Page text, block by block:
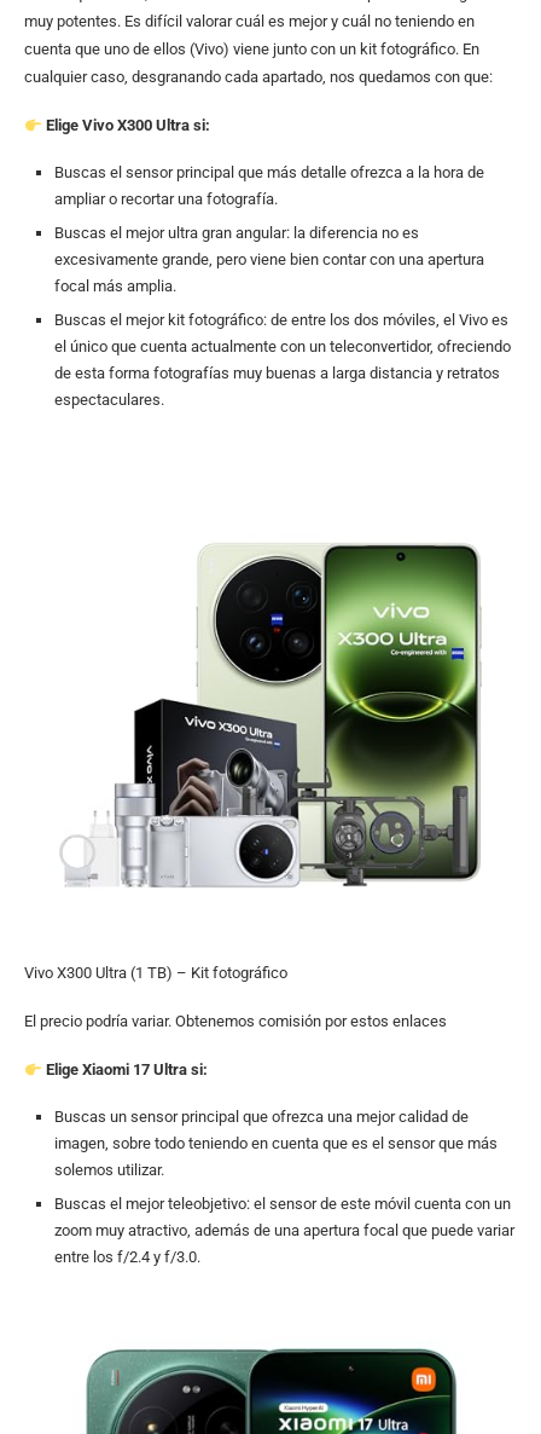
muy potentes. Es difícil valorar cuál es mejor y cuál no teniendo en
cuenta que uno de ellos (Vivo) viene junto con un kit fotográfico. En
cualquier caso, desgranando cada apartado, nos quedamos con que:
Elige Vivo X300 Ultra si:
Buscas el sensor principal que más detalle ofrezca a la hora de
ampliar o recortar una fotografía.
Buscas el mejor ultra gran angular: la diferencia no es
excesivamente grande, pero viene bien contar con una apertura
focal más amplia.
Buscas el mejor kit fotográfico: de entre los dos móviles, el Vivo es
el único que cuenta actualmente con un teleconvertidor, ofreciendo
de esta forma fotografías muy buenas a larga distancia y retratos
espectaculares.
Vivo X300 Ultra (1 TB) – Kit fotográfico
El precio podría variar. Obtenemos comisión por estos enlaces
Elige Xiaomi 17 Ultra si:
Buscas un sensor principal que ofrezca una mejor calidad de
imagen, sobre todo teniendo en cuenta que es el sensor que más
solemos utilizar.
Buscas el mejor teleobjetivo: el sensor de este móvil cuenta con un
zoom muy atractivo, además de una apertura focal que puede variar
entre los f/2.4 y f/3.0.